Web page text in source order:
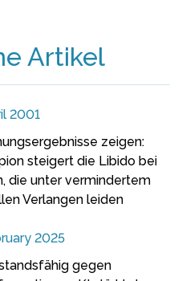
Artikel
2001
zeigen:
steigert die Libido bei
die unter vermindertem
Verlangen leiden
2025
gegen